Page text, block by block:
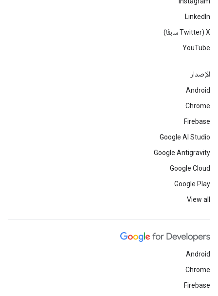
LinkedIn
‫X ‏(Twitter سابقًا)
YouTube
الإصدار
Android
Chrome
Firebase
Google AI Studio
Google Antigravity
Google Cloud
Google Play
View all
Android
Chrome
Firebase